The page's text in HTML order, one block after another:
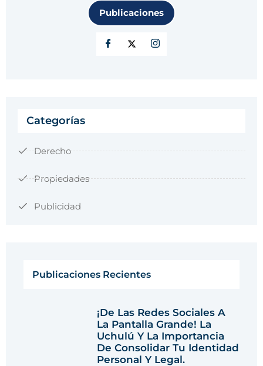
Publicaciones
Categorías
Derecho
Propiedades
Publicidad
Publicaciones Recientes
¡De Las Redes Sociales A
La Pantalla Grande! La
Uchulú Y La Importancia
De Consolidar Tu Identidad
Personal Y Legal.